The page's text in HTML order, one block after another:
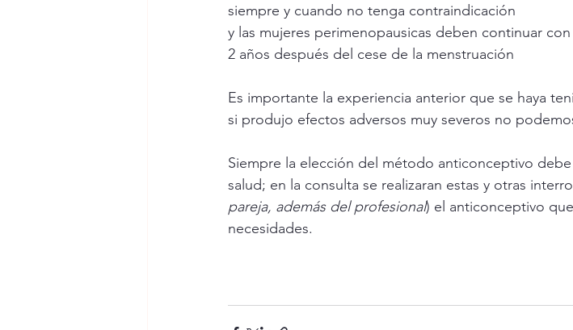
siempre y cuando no tenga contraindicación
y las mujeres perimenopausicas deben continuar
2 años después del cese de la menstruación
Es importante la experiencia anterior que se haya
si produjo efectos adversos muy severos no
Siempre la elección del método anticonceptivo
salud; en la consulta se realizaran estas y otras
pareja, además del profesional) el anticonceptivo
necesidades.